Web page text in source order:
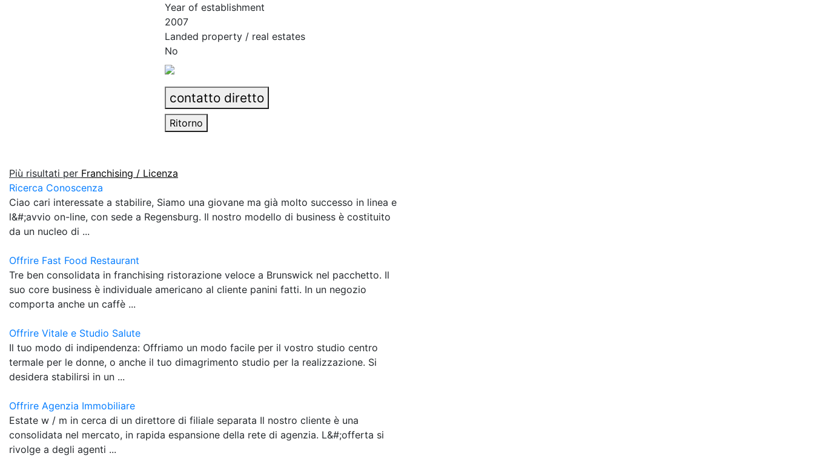
Year of establishment
2007
Landed property / real estates
No
contatto diretto
Ritorno
Più risultati per Franchising / Licenza
Ricerca Conoscenza
Ciao cari interessate a stabilire, Siamo una giovane ma già molto successo in linea e
l&#;avvio on-line, con sede a Regensburg. Il nostro modello di business è costituito
da un nucleo di ...
Offrire Fast Food Restaurant
Tre ben consolidata in franchising ristorazione veloce a Brunswick nel pacchetto. Il
suo core business è individuale americano al cliente panini fatti. In un negozio
comporta anche un caffè ...
Offrire Vitale e Studio Salute
Il tuo modo di indipendenza: Offriamo un modo facile per il vostro studio centro
termale per le donne, o anche il tuo dimagrimento studio per la realizzazione. Si
desidera stabilirsi in un ...
Offrire Agenzia Immobiliare
Estate w / m in cerca di un direttore di filiale separata Il nostro cliente è una
consolidata nel mercato, in rapida espansione della rete di agenzia. L&#;offerta si
rivolge a degli agenti ...